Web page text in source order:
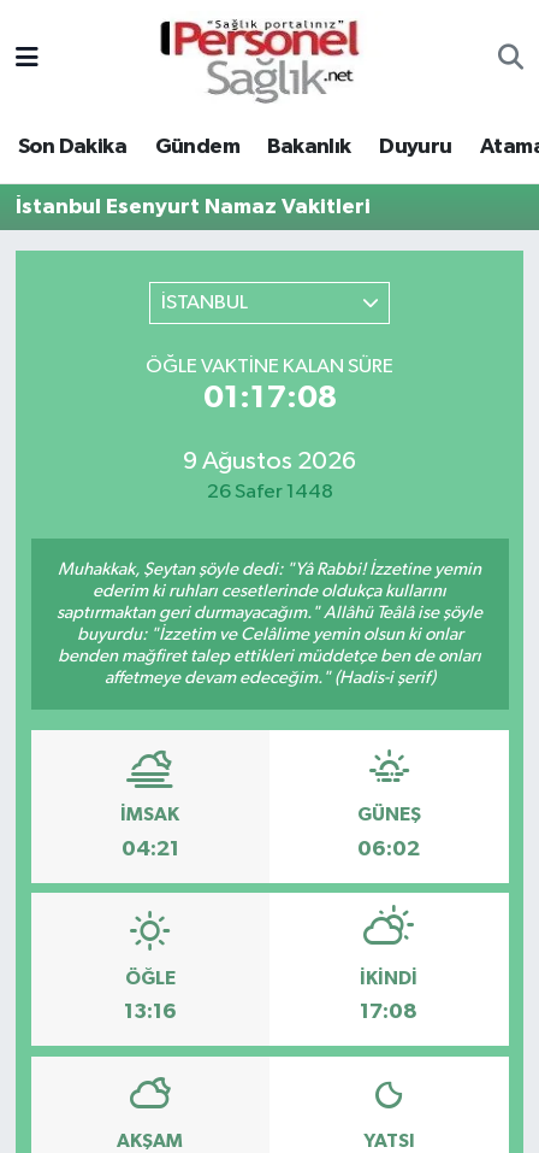
Son Dakika Gündem Bakanlık Duyuru
İstanbul Esenyurt Namaz Vakitleri
İSTANBUL
ÖĞLE VAKTINE KALAN SÜRE
01:17:08
9 Ağustos 2026
26 Safer 1448
Muhakkak, Şeytan şöyle dedi: "Yâ Rabbi! İzzetine yemin
ederim ki ruhları cesetlerinde oldukça kullarını
saptırmaktan geri durmayacağım." Allâhü Teâlâ ise şöyle
buyurdu: "İzzetim ve Celâlime yemin olsun ki onlar
benden mağfiret talep ettikleri müddetçe ben de onları
affetmeye devam edeceğim." (Hadis-i şerif)
İMSAK
04:21
GÜNEŞ
06:02
ÖĞLE
13:16
İKINDI
17:08
AKŞAM YATSI
Gündem
Bakanlık
Nöbetçi Eczaneler
Hava Durumu
Trafik Durumu
Son Dakika Haberleri